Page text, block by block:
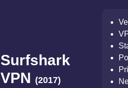
Surfshark
VPN (2017)